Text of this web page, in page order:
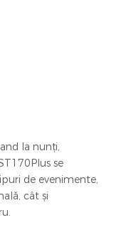
la nunți,
se
de evenimente,
cât și